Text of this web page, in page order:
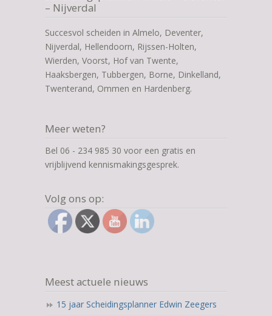
– Nijverdal
Succesvol scheiden in Almelo, Deventer,
Nijverdal, Hellendoorn, Rijssen-Holten,
Wierden, Voorst, Hof van Twente,
Haaksbergen, Tubbergen, Borne, Dinkelland,
Twenterand, Ommen en Hardenberg.
Meer weten?
Bel 06 - 234 985 30 voor een gratis en
vrijblijvend kennismakingsgesprek.
Volg ons op:
Meest actuele nieuws
15 jaar Scheidingsplanner Edwin Zeegers